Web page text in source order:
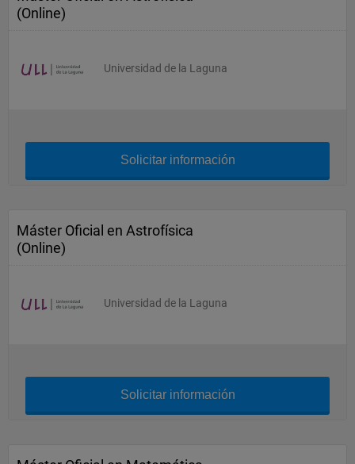
(Online)
Universidad de la Laguna
Solicitar información
Máster Oficial en Astrofísica
(Online)
Universidad de la Laguna
Solicitar información